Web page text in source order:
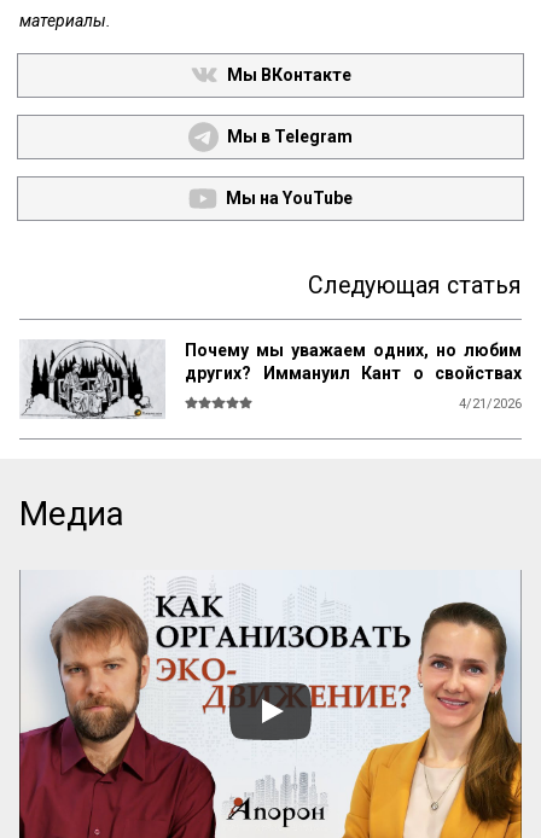
материалы.
Мы ВКонтакте
Мы в Telegram
Мы на YouTube
Следующая статья
Почему мы уважаем одних, но любим
других? Иммануил Кант о свойствах
возвышенного и прекрасного
4/21/2026
добродетель бургомистра. Правдивость
и честность просты и благородны, шутка
и угодливая лесть тонки и красивы.
Учтивость украшение добродетели.
Бескорыстное служебное рвение
благородно, утонченность и вежливость
прекрасны. Возвышенные свойства
внушают уважение, прекрасные любовь.
Люди, чувство которых обращено
преимущественно на прекрасное, ищут
себе честных, вер...
Медиа